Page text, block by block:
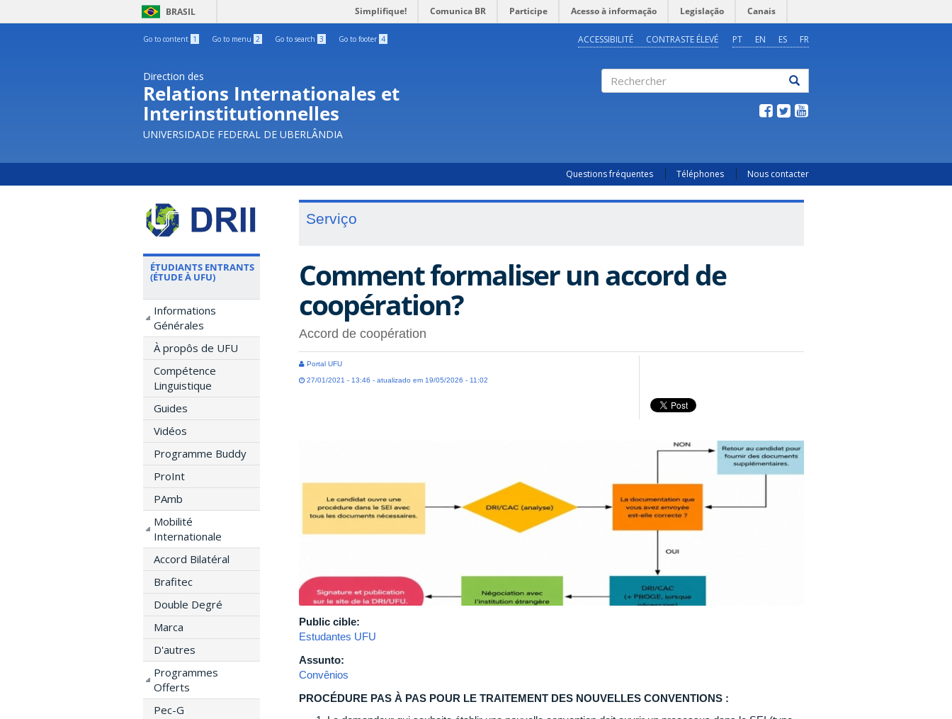
BRASIL Simplifique! Comunica BR Participe Acesso à informação Legislação Canais
Go to content 1 Go to menu 2 Go to search 3 Go to footer 4 PT EN ES FR
ACCESSIBILITÉ CONTRASTE ÉLEVÉ
Direction des
Relations Internationales et
Interinstitutionnelles
UNIVERSIDADE FEDERAL DE UBERLÂNDIA
Questions fréquentes Téléphones Nous contacter
ÉTUDIANTS ENTRANTS
(ÉTUDE À UFU)
Informations
Générales
À propôs de UFU
Compétence
Linguistique
Guides
Vidéos
Programme Buddy
ProInt
PAmb
Mobilité
Internationale
Accord Bilatéral
Brafitec
Double Degré
Marca
D'autres
Programmes
Offerts
Pec-G
Serviço
Comment formaliser un accord de
coopération?
Accord de coopération
Portal UFU
27/01/2021 - 13:46 - atualizado em 19/05/2026 - 11:02
Public cible:
Estudantes UFU
Assunto:
Convênios
PROCÉDURE PAS À PAS POUR LE TRAITEMENT DES NOUVELLES CONVENTIONS :